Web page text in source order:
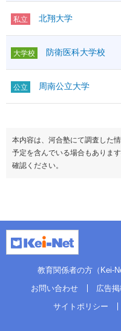
私立 北翔大学
大学校 防衛医科大学校
公立 周南公立大学
本内容は、河合塾にて調査した
予定を含んでいる場合もありま
確認ください。
教育関係者の方（Kei-
お問い合わせ
広告
サイトポリシー